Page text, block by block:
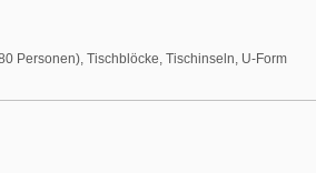
Personen), Tischblöcke, Tischinseln, U-Form